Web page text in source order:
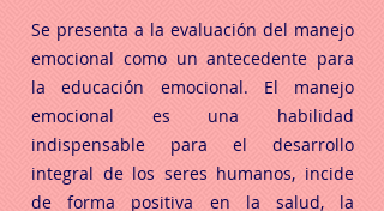
Se presenta a la evaluación del manejo
emocional como un antecedente para
la educación emocional. El manejo
emocional es una habilidad
indispensable para el desarrollo
integral de los seres humanos, incide
de forma positiva en la salud, la